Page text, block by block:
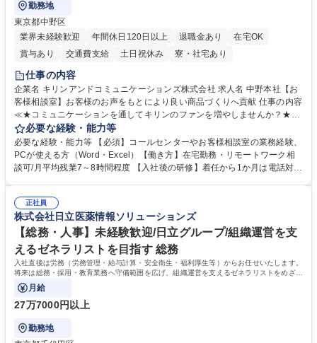
勤務地
東京都中野区
業界未経験歓迎
年間休日120日以上 退職金あり
在宅OK
賞与あり
交通費支給 土日祝休み 寮・社宅あり
仕事の内容
企業名 キリンアンドコミュニケーションズ株式会社 求人名 中野本社【お
客様相談室】お客様のお声をもとにより良い商品づくりへ貢献 仕事の内容
≪★コミュニケーションを通してキリンのファンを増やしませんか？★≫
お客様のお声をより良い商品づくりに活かしていく上で、窓口となるお客
様相談室でのお仕事です。 日々お客様からいただくキリングループへのご
意見を、企業活動に活かしています。お客様からの声に迅速かつ誠意をも
って対応、情報提供するとともにグループ内活動に反映しています。 【具
平均100件前後■メール・手紙：同上40件前後 募集職種 中野本社【お客様
相談室】お客様のお声をもとにより良い商品づくりへ貢献
必要な経験・能力等
必要な経験・能力等 【必須】コールセンターやお客様相談室の業務経験、
PCが使える方（Word・Excel）【働き方】在宅勤務・リモートワーク相
談可/月平均残業7～8時間程度 【入社後の研修】着任から1か月は電話対応
すのでご安心ください。 【当社について】キリングループの広報機能を担
う会社として、お客様との出会いを大切にし、磨き上げたホスピタリティ
を込めてコミュニケーションをとりながら広報関連業務を行っておりま
す。 学歴・資格 学歴：大学院 大学 高専 短大 専修学校 高校 語学力： 資
格：
正社員
株式会社日立医薬情報ソリューションズ
【総務・人事】未経験歓迎/日立グループ/組織運営を支
えるゼネラリストを目指す 総務
入社直後は労務（労務管理・給与計算・安全衛生・福利厚生等）からお任せいたします。
将来は総務・採用・教育業務へ守備範囲を広げ、組織運営を支えるゼネラリストをめざせ
ます。
月給
27万7000円以上
勤務地